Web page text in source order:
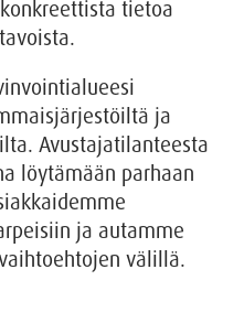
tietoa
ja
Avustajatilanteesta
löytämään parhaan
ja autamme
välillä.